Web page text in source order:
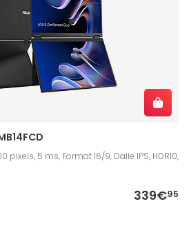
pixels, 5 ms, Format 16/9, Dalle IPS, HDR10,
339€95